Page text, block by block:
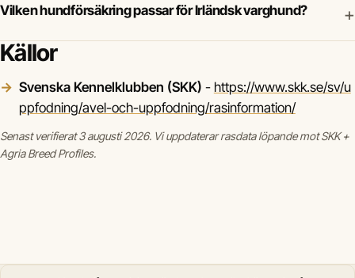
Vilken hundförsäkring passar för Irländsk varghund? +
Källor
Svenska Kennelklubben (SKK) - https://www.skk.se/sv/u
ppfodning/avel-och-uppfodning/rasinformation/
Senast verifierat 3 augusti 2026. Vi uppdaterar rasdata löpande mot SKK +
Agria Breed Profiles.